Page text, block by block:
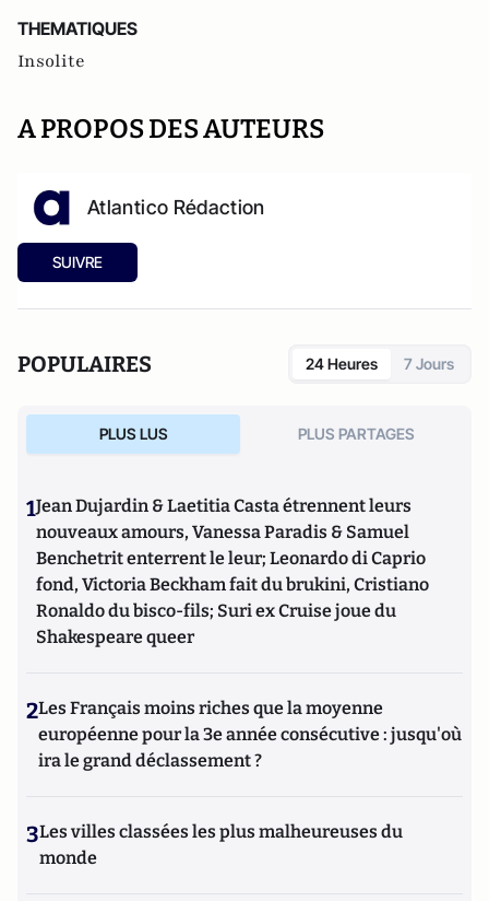
THEMATIQUES
Insolite
A PROPOS DES AUTEURS
Atlantico Rédaction
SUIVRE
POPULAIRES 24 Heures 7 Jours
PLUS LUS PLUS PARTAGES
1Jean Dujardin & Laetitia Casta étrennent leurs
nouveaux amours, Vanessa Paradis & Samuel
Benchetrit enterrent le leur; Leonardo di Caprio
fond, Victoria Beckham fait du brukini, Cristiano
Ronaldo du bisco-fils; Suri ex Cruise joue du
Shakespeare queer
2Les Français moins riches que la moyenne
européenne pour la 3e année consécutive : jusqu'où
ira le grand déclassement ?
3Les villes classées les plus malheureuses du
monde